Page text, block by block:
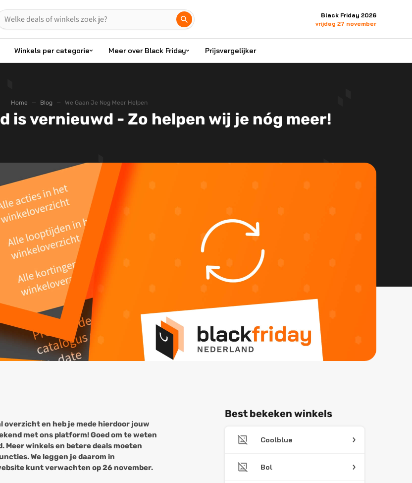
Black Friday 2026
vrijdag 27 november
Winkels per categorie Meer over Black Friday Prijsvergelijker
Home Blog We Gaan Je Nog Meer Helpen
is vernieuwd - Zo helpen wij je nóg meer!
overzicht en heb je mede hierdoor jouw
met ons platform! Goed om te weten
Meer winkels en betere deals moeten
We leggen je daarom in
kunt verwachten op 26 november.
Best bekeken winkels
Coolblue
Bol